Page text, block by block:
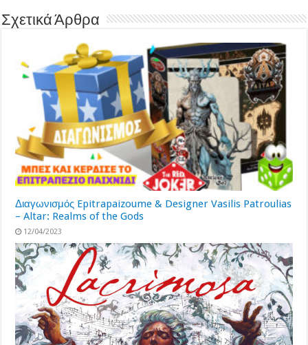
Σχετικά Άρθρα
Διαγωνισμός Epitrapaizoume & Designer Vasilis Patroulias
– Altar: Realms of the Gods
12/04/2023